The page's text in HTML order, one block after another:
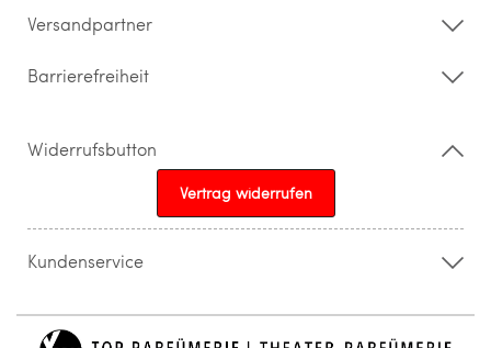
Versandpartner
Barrierefreiheit
Widerrufsbutton
Vertrag widerrufen
Kundenservice
info@topparfuemerie.de